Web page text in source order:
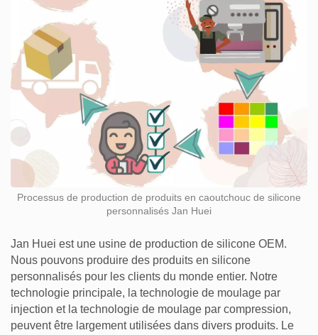
Processus de production de produits en caoutchouc de silicone
personnalisés Jan Huei
Jan Huei est une usine de production de silicone OEM.
Nous pouvons produire des produits en silicone
personnalisés pour les clients du monde entier. Notre
technologie principale, la technologie de moulage par
injection et la technologie de moulage par compression,
peuvent être largement utilisées dans divers produits. Le